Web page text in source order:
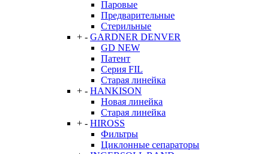
Паровые
Предварительные
Стерильные
+ - GARDNER DENVER
GD NEW
Патент
Серия FIL
Старая линейка
+ - HANKISON
Новая линейка
Старая линейка
+ - HIROSS
Фильтры
Циклонные сепараторы